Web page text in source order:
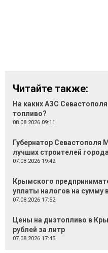
Читайте также:
На каких АЗС
топливо?
08.08.2026 09:11
Губернатор Севастополя
лучших строителей города
07.08.2026 19:42
Крымского
уплаты налогов на сумму
07.08.2026 17:52
Цены на дизтопливо в
рублей за литр
07.08.2026 17:45